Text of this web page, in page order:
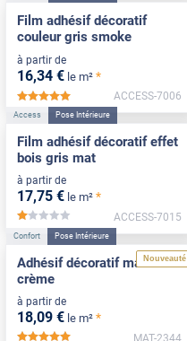
Film adhésif décoratif
couleur gris smoke
à partir de
16,34 € le m² *
*****
ACCESS-7006
Access Pose Intérieure
Film adhésif décoratif effet
bois gris mat
à partir de
17,75 € le m² *
*****
ACCESS-7015
Nouveauté
Confort Pose Intérieure
Adhésif décoratif mat blanc
crème
à partir de
18,09 € le m² *
MAT-2344